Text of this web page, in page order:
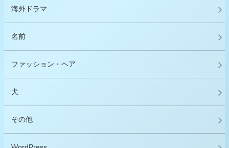
海外ドラマ
名前
ファッション・ヘア
犬
その他